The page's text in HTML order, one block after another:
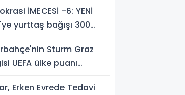
İMECESİ -6: YENİ
yurttaş bağışı 300
Sturm Graz
UEFA ülke puanı
Erken Evrede Tedavi